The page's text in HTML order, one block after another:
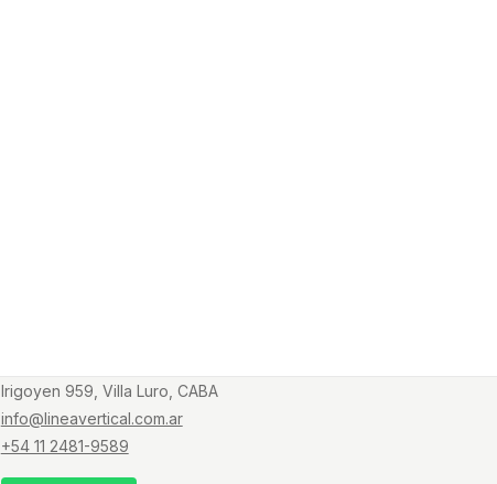
Irigoyen 959, Villa Luro, CABA
info@lineavertical.com.ar
+54 11 2481-9589